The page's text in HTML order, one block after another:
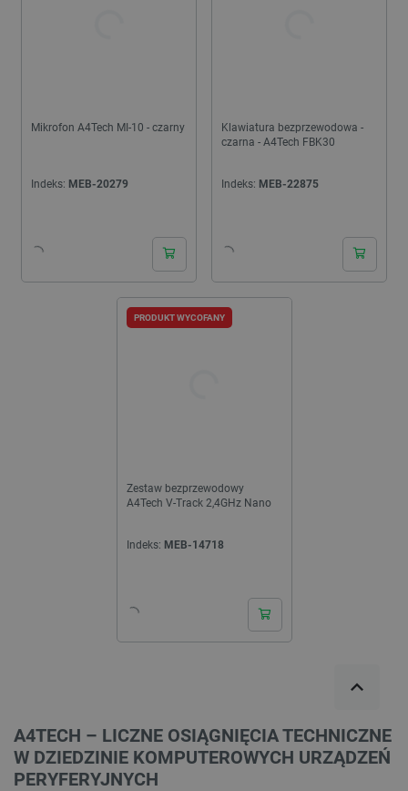
Mikrofon A4Tech MI-10 - czarny
Indeks: MEB-20279
Klawiatura bezprzewodowa -
czarna - A4Tech FBK30
Indeks: MEB-22875
Zestaw bezprzewodowy
A4Tech V-Track 2,4GHz Nano
Indeks: MEB-14718
PRODUKT WYCOFANY
A4TECH – LICZNE OSIĄGNIĘCIA TECHNICZNE
W DZIEDZINIE KOMPUTEROWYCH URZĄDZEŃ
PERYFERYJNYCH